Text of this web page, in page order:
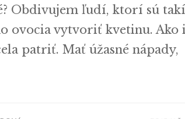
Obdivujem ľudí, ktorí sú takí
ovocia vytvoriť kvetinu. Ako
patriť. Mať úžasné nápady,